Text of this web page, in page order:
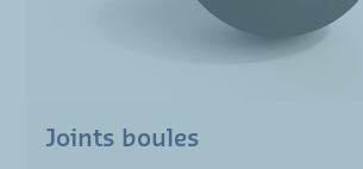
Joints boules